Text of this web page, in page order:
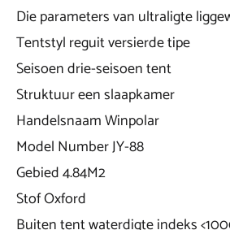
Die parameters van ultraligte
Tentstyl reguit versierde tipe
Seisoen drie-seisoen tent
Struktuur een slaapkamer
Handelsnaam Winpolar
Model Number JY-88
Gebied 4.84M2
Stof Oxford